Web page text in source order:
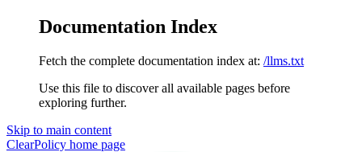
Documentation Index
Fetch the complete documentation index at: /llms.txt
Use this file to discover all available pages before
exploring further.
Skip to main content
ClearPolicy home page